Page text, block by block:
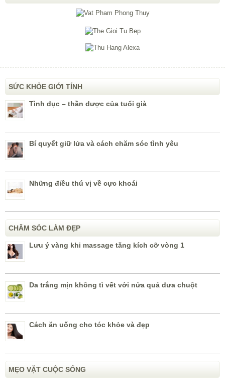
SỨC KHỎE GIỚI TÍNH
Tình dục – thần dược của tuổi già
Bí quyết giữ lửa và cách chăm sóc tình yêu
Những điều thú vị về cực khoái
CHĂM SÓC LÀM ĐẸP
Lưu ý vàng khi massage tăng kích cỡ vòng 1
Da trắng mịn không tì vết với nửa quả dưa chuột
Cách ăn uống cho tóc khỏe và đẹp
MẸO VẶT CUỘC SỐNG